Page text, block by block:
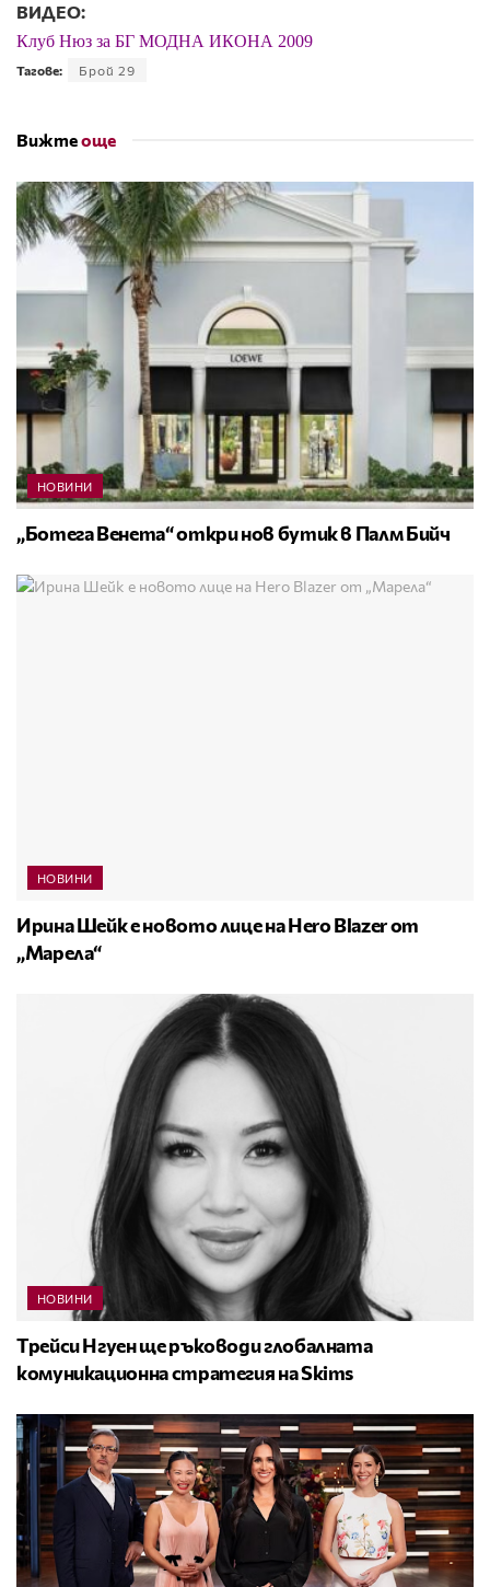
ВИДЕО:
Клуб Нюз за БГ МОДНА ИКОНА 2009
Тагове: Брой 29
Вижтеоще
НОВИНИ
„Ботега Венета“ откри нов бутик в Палм Бийч
НОВИНИ
Ирина Шейк е новото лице на Hero Blazer от
„Марела“
НОВИНИ
Трейси Нгуен ще ръководи глобалната
комуникационна стратегия на Skims